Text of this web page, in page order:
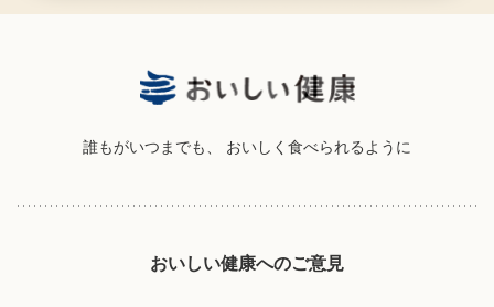
誰もがいつまでも、 おいしく食べられるように
おいしい健康へのご意見